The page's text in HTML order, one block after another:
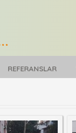
REFERANSLAR